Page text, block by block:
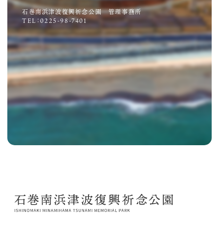
石巻南浜津波復興祈念公園 管理事務所
TEL：0225-98-7401